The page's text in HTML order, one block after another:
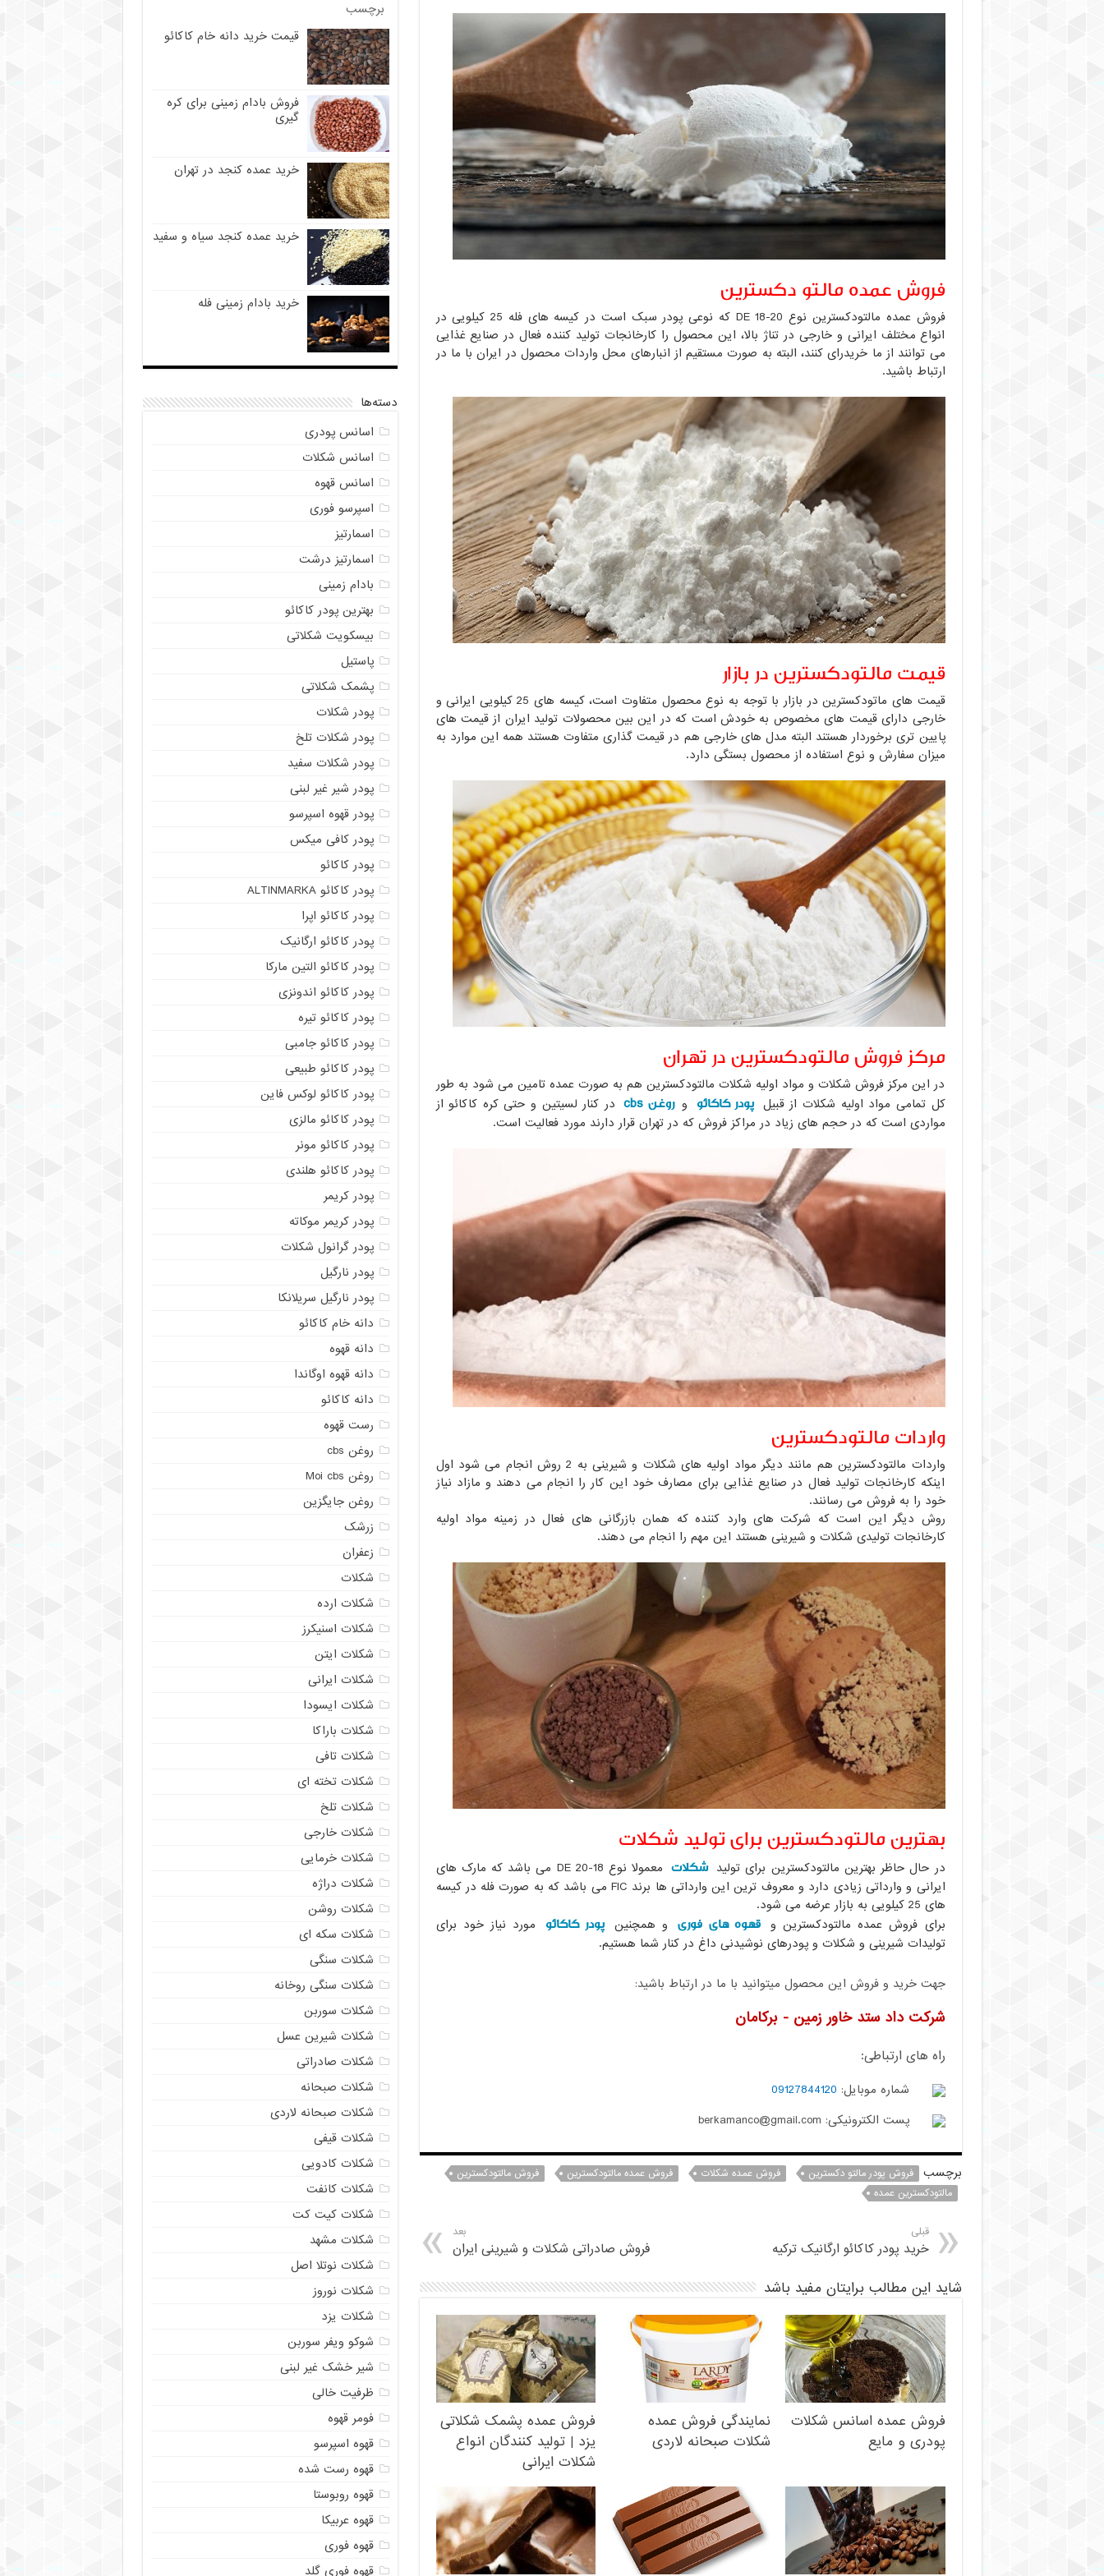
فروش عمده مالتو دکسترین
فروش عمده مالتودکسترین نوع DE 18-20 که نوعی پودر سبک است در کیسه های فله 25 کیلویی در
انواع مختلف ایرانی و خارجی در تناژ بالا، این محصول را کارخانجات تولید کننده فعال در صنایع غذایی
می توانند از ما خریدرای کنند، البته به صورت مستقیم از انبارهای محل واردات محصول در ایران با ما در
ارتباط باشید.
قیمت مالتودکسترین در بازار
قیمت های ماتودکسترین در بازار با توجه به نوع محصول متفاوت است، کیسه های 25 کیلویی ایرانی و
خارجی دارای قیمت های مخصوص به خودش است که در این بین محصولات تولید ایران از قیمت های
پایین تری برخوردار هستند البته مدل های خارجی هم در قیمت گذاری متفاوت هستند همه این موارد به
میزان سفارش و نوع استفاده از محصول بستگی دارد.
مرکز فروش مالتودکسترین در تهران
در این مرکز فروش شکلات و مواد اولیه شکلات مالتودکسترین هم به صورت عمده تامین می شود به طور
کل تمامی مواد اولیه شکلات از قبیل پودر کاکائو و روغن cbs
در کنار لسیتین و حتی کره کاکائو از
مواردی است که در حجم های زیاد در مراکز فروش که در تهران قرار دارند مورد فعالیت است.
واردات مالتودکسترین
واردات مالتودکسترین هم مانند دیگر مواد اولیه های شکلات و شیرینی به 2 روش انجام می شود اول
اینکه کارخانجات تولید فعال در صنایع غذایی برای مصارف خود این کار را انجام می دهند و مازاد نیاز
خود را به فروش می رسانند.
روش دیگر این است که شرکت های وارد کننده که همان بازرگانی های فعال در زمینه مواد اولیه
کارخانجات تولیدی شکلات و شیرینی هستند این مهم را انجام می دهند.
بهترین مالتودکسترین برای تولید شکلات
در حال حاظر بهترین مالتودکسترین برای تولید شکلات
معمولا نوع 18-20 DE می باشد که مارک های
ایرانی و وارداتی زیادی دارد و معروف ترین این وارداتی ها برند FIC می باشد که به صورت فله در کیسه
های 25 کیلویی به بازار عرضه می شود.
برای فروش عمده مالتودکسترین و قهوه های فوری و همچنین پودر کاکائو
مورد نیاز خود برای
تولیدات شیرینی و شکلات و پودرهای نوشیدنی داغ در کنار شما هستیم.
جهت خرید و فروش این محصول میتوانید با ما در ارتباط باشید:
شرکت داد ستد خاور زمین - برکامان
راه های ارتباطی:
شماره موبایل: 09127844120
پست الکترونیکی: berkamanco@gmail.com
برچسب فروش پودر مالتو دکسترین فروش عمده شکلات فروش عمده مالتودکسترین
فروش مالتودکسترین
مالتودکسترین عمده
قبلی
خرید پودر کاکائو ارگانیک ترکیه
بعد
فروش صادراتی شکلات و شیرینی ایران
شاید این مطالب برایتان مفید باشد
فروش عمده اسانس شکلات
پودری و مایع
نمایندگی فروش عمده
شکلات صبحانه لاردی
فروش عمده پشمک شکلاتی
یزد | تولید کنندگان انواع
شکلات ایرانی
برچسب
قیمت خرید دانه خام کاکائو
فروش بادام زمینی برای کره
گیری
خرید عمده کنجد در تهران
خرید عمده کنجد سیاه و سفید
خرید بادام زمینی فله
دسته‌ها
اسانس پودری
اسانس شکلات
اسانس قهوه
اسپرسو فوری
اسمارتیز
اسمارتیز درشت
بادام زمینی
بهترین پودر کاکائو
بیسکویت شکلاتی
پاستیل
پشمک شکلاتی
پودر شکلات
پودر شکلات تلخ
پودر شکلات سفید
پودر شیر غیر لبنی
پودر قهوه اسپرسو
پودر کافی میکس
پودر کاکائو
پودر کاکائو ALTINMARKA
پودر کاکائو اپرا
پودر کاکائو ارگانیک
پودر کاکائو التین مارکا
پودر کاکائو اندونزی
پودر کاکائو تیره
پودر کاکائو جامبی
پودر کاکائو طبیعی
پودر کاکائو لوکس فاین
پودر کاکائو مالزی
پودر کاکائو مونر
پودر کاکائو هلندی
پودر کریمر
پودر کریمر موکاته
پودر گرانول شکلات
پودر نارگیل
پودر نارگیل سریلانکا
دانه خام کاکائو
دانه قهوه
دانه قهوه اوگاندا
دانه کاکائو
رست قهوه
روغن cbs
روغن Moi cbs
روغن جایگزین
زرشک
زعفران
شکلات
شکلات ارده
شکلات اسنیکرز
شکلات ایتن
شکلات ایرانی
شکلات ایسودا
شکلات باراکا
شکلات تافی
شکلات تخته ای
شکلات تلخ
شکلات خارجی
شکلات خرمایی
شکلات دراژه
شکلات روشن
شکلات سکه ای
شکلات سنگی
شکلات سنگی روخانه
شکلات سوربن
شکلات شیرین عسل
شکلات صادراتی
شکلات صبحانه
شکلات صبحانه لاردی
شکلات قیفی
شکلات کادویی
شکلات کانفت
شکلات کیت کت
شکلات مشهد
شکلات نوتلا اصل
شکلات نوروز
شکلات یزد
شوکو ویفر سوربن
شیر خشک غیر لبنی
ظرفیت خالی
فومر قهوه
قهوه اسپرسو
قهوه رست شده
قهوه روبوستا
قهوه عربیکا
قهوه فوری
قهوه فوری گلد